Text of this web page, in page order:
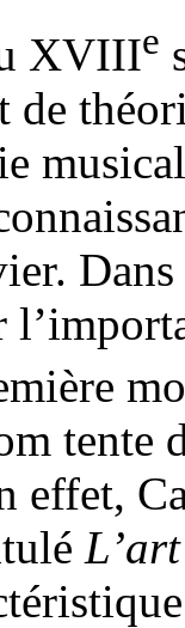
XVIIIe
de
tente
effet,